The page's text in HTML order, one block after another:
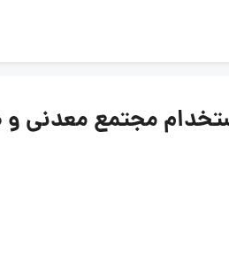
مجتمع معدنی و صنعت